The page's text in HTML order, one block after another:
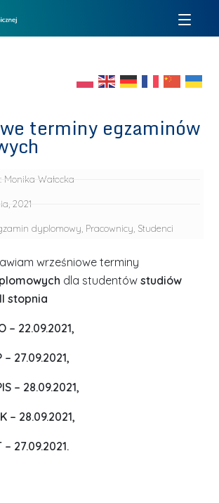
terminy egzaminów
Monika Wałecka
2021
dyplomowy, Pracownicy, Studenci
wrześniowe terminy
dla studentówstudiów
stopnia
– 22.09.2021,
27.09.2021,
– 28.09.2021,
– 28.09.2021,
27.09.2021.